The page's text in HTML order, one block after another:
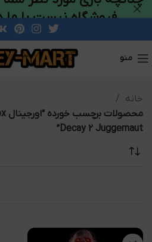
منو
خانه
Decay 2 Juggernaut”
فروشگاه نیست با